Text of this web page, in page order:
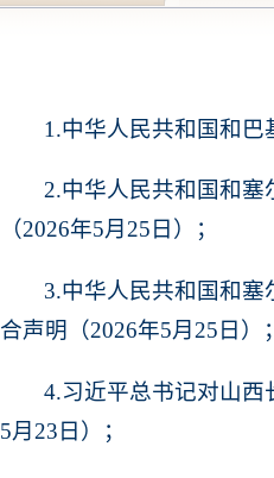
1.中华人民共和国和
2.中华人民共和国和
（2026年5月25日）；
3.中华人民共和国和
合声明（2026年5月25日）
4.习近平总书记对山
5月23日）；